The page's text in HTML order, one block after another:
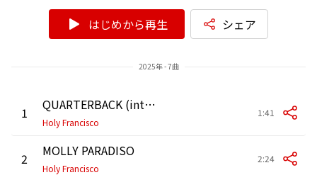
はじめから再生 シェア
2025年 - 7曲
1 QUARTERBACK (intro)
Holy Francisco
1:41
2 MOLLY PARADISO
Holy Francisco
2:24